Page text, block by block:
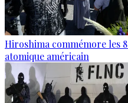
Hiroshima commémore les
atomique américain